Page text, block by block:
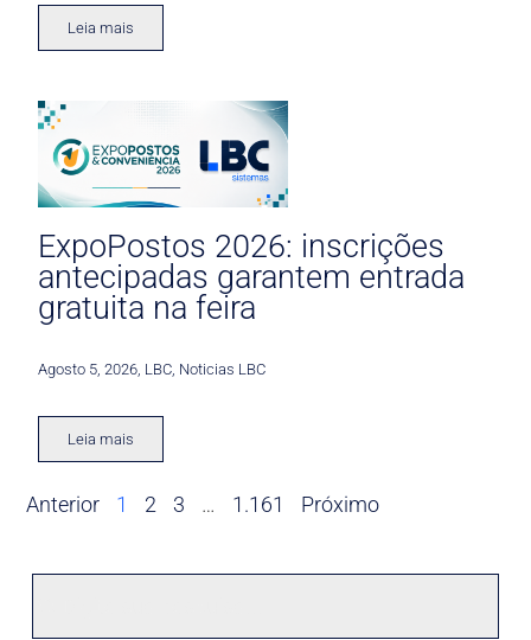
Leia mais
ExpoPostos 2026: inscrições
antecipadas garantem entrada
gratuita na feira
Agosto 5, 2026 LBC Noticias LBC
Leia mais
Anterior 1 2 3 … 1.161 Próximo